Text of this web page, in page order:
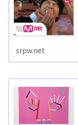
srpw.net